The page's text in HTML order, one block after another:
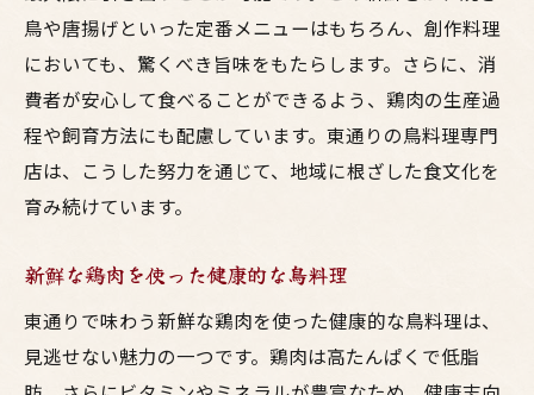
鳥や唐揚げといった定番メニューはもちろん、創作料理
においても、驚くべき旨味をもたらします。さらに、消
費者が安心して食べることができるよう、鶏肉の生産過
程や飼育方法にも配慮しています。東通りの鳥料理専門
店は、こうした努力を通じて、地域に根ざした食文化を
育み続けています。
新鮮な鶏肉を使った健康的な鳥料理
東通りで味わう新鮮な鶏肉を使った健康的な鳥料理は、
見逃せない魅力の一つです。鶏肉は高たんぱくで低脂